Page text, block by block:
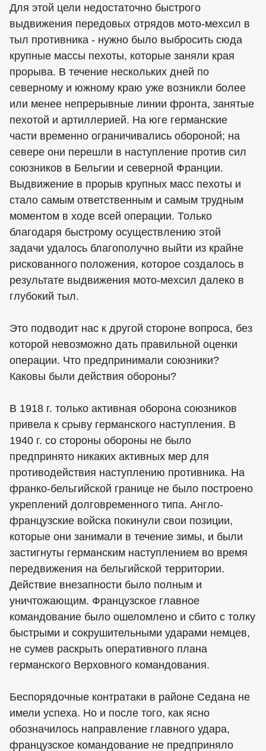
Для этой цели недостаточно быстрого
выдвижения передовых отрядов мото-мехсил в
тыл противника - нужно было выбросить сюда
крупные массы пехоты, которые заняли края
прорыва. В течение нескольких дней по
северному и южному краю уже возникли более
или менее непрерывные линии фронта, занятые
пехотой и артиллерией. На юге германские
части временно ограничивались обороной; на
севере они перешли в наступление против сил
союзников в Бельгии и северной Франции.
Выдвижение в прорыв крупных масс пехоты и
стало самым ответственным и самым трудным
моментом в ходе всей операции. Только
благодаря быстрому осуществлению этой
задачи удалось благополучно выйти из крайне
рискованного положения, которое создалось в
результате выдвижения мото-мехсил далеко в
глубокий тыл.
Это подводит нас к другой стороне вопроса, без
которой невозможно дать правильной оценки
операции. Что предпринимали союзники?
Каковы были действия обороны?
В 1918 г. только активная оборона союзников
привела к срыву германского наступления. В
1940 г. со стороны обороны не было
предпринято никаких активных мер для
противодействия наступлению противника. На
франко-бельгийской границе не было построено
укреплений долговременного типа. Англо-
французские войска покинули свои позиции,
которые они занимали в течение зимы, и были
застигнуты германским наступлением во время
передвижения на бельгийской территории.
Действие внезапности было полным и
уничтожающим. Французское главное
командование было ошеломлено и сбито с толку
быстрыми и сокрушительными ударами немцев,
не сумев раскрыть оперативного плана
германского Верховного командования.
Беспорядочные контратаки в районе Седана не
имели успеха. Но и после того, как ясно
обозначилось направление главного удара,
французское командование не предприняло